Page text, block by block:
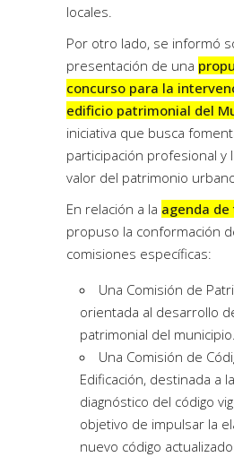
locales.
Por otro lado, se informó
presentación de una
concurso para la
edificio patrimonial del
iniciativa que busca
participación profesional y
valor del patrimonio
En relación a la agenda
propuso la conformación
comisiones específicas:
Una Comisión de
orientada al desarrollo
patrimonial del municipio.
Una Comisión de
Edificación, destinada a
diagnóstico del código
objetivo de impulsar la
nuevo código